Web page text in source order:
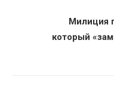
Милиция
который